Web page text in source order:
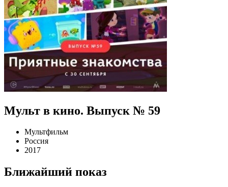
Мульт в кино. Выпуск № 59
Мультфильм
Россия
2017
Ближайший показ